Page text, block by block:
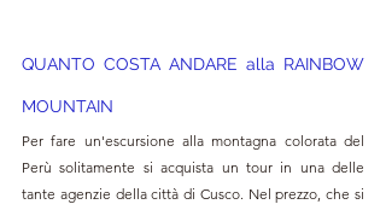
QUANTO COSTA ANDARE alla RAINBOW
MOUNTAIN
Per fare un'escursione alla montagna colorata del
Perù solitamente si acquista un tour in una delle
tante agenzie della città di Cusco. Nel prezzo, che si